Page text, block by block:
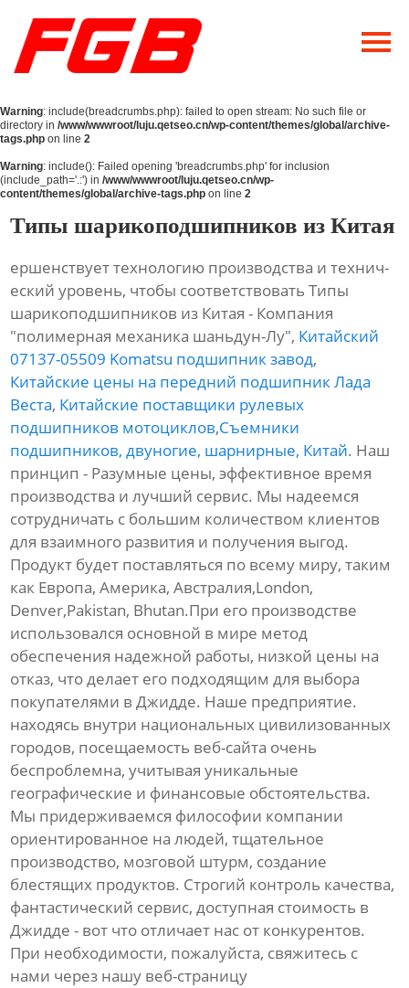
Главная
О Нас
Продукция
Новости
Warning: include(breadcrumbs.php): failed to open stream: No such file or
directory in /www/wwwroot/luju.qetseo.cn/wp-content/themes/global/archive-
tags.php on line 2
Warning: include(): Failed opening 'breadcrumbs.php' for inclusion
(include_path='.:') in /www/wwwroot/luju.qetseo.cn/wp-
content/themes/global/archive-tags.php on line 2
Типы шарикоподшипников из Китая
ершенствует технологию производства и технич-
еский уровень, чтобы соответствовать Типы
шарикоподшипников из Китая - Компания
"полимерная механика шаньдун-Лу", Китайский
07137-05509 Komatsu подшипник завод,
Китайские цены на передний подшипник Лада
Веста, Китайские поставщики рулевых
подшипников мотоциклов,Съемники
подшипников, двуногие, шарнирные, Китай. Наш
принцип - Разумные цены, эффективное время
производства и лучший сервис. Мы надеемся
сотрудничать с большим количеством клиентов
для взаимного развития и получения выгод.
Продукт будет поставляться по всему миру, таким
как Европа, Америка, Австралия,London,
Denver,Pakistan, Bhutan.При его производстве
использовался основной в мире метод
обеспечения надежной работы, низкой цены на
отказ, что делает его подходящим для выбора
покупателями в Джидде. Наше предприятие.
находясь внутри национальных цивилизованных
городов, посещаемость веб-сайта очень
беспроблемна, учитывая уникальные
географические и финансовые обстоятельства.
Мы придерживаемся философии компании
ориентированное на людей, тщательное
производство, мозговой штурм, создание
блестящих продуктов. Строгий контроль качества,
фантастический сервис, доступная стоимость в
Джидде - вот что отличает нас от конкурентов.
При необходимости, пожалуйста, свяжитесь с
нами через нашу веб-страницу